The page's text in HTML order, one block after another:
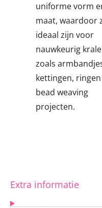
uniforme vorm
maat, waardoor
ideaal zijn voor
nauwkeurig
zoals
kettingen,
bead weaving
projecten.
Extra informatie